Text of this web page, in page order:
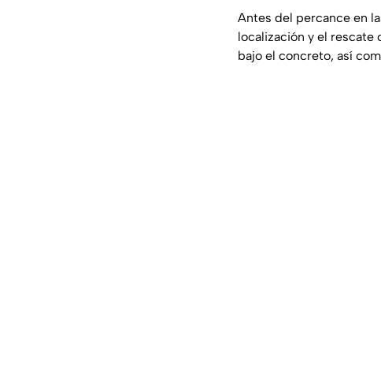
Antes del percance en
localización y el rescate
bajo el concreto, así